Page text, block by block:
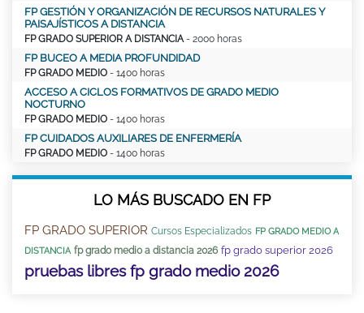
FP GESTIÓN Y ORGANIZACIÓN DE RECURSOS NATURALES Y
PAISAJÍSTICOS A DISTANCIA
FP GRADO SUPERIOR A DISTANCIA- 2000 horas
FP BUCEO A MEDIA PROFUNDIDAD
FP GRADO MEDIO - 1400 horas
ACCESO A CICLOS FORMATIVOS DE GRADO MEDIO
NOCTURNO
FP GRADO MEDIO - 1400 horas
FP CUIDADOS AUXILIARES DE ENFERMERÍA
FP GRADO MEDIO - 1400 horas
LO MÁS BUSCADO EN FP
FP GRADO SUPERIOR Cursos Especializados FP GRADO MEDIO A
DISTANCIA fp grado medio a distancia 2026 fp grado superior 2026
pruebas libres fp grado medio 2026